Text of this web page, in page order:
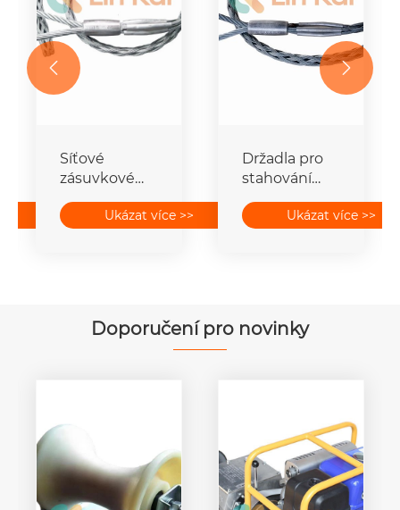
Síťové
zásuvkové
Ukázat více >>
Držadla pro
stahování
Ukázat více >>
 
Doporučení pro novinky